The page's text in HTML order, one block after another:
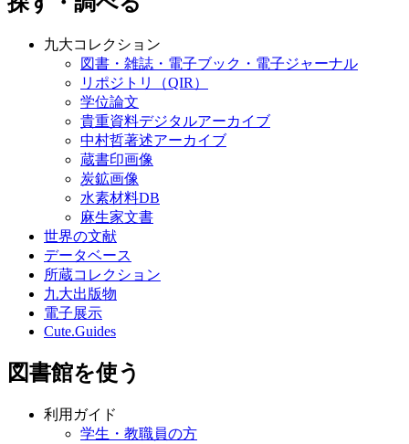
九大コレクション
図書・雑誌・電子ブック・電子ジャーナル
リポジトリ（QIR）
学位論文
貴重資料デジタルアーカイブ
中村哲著述アーカイブ
蔵書印画像
炭鉱画像
水素材料DB
麻生家文書
世界の文献
データベース
所蔵コレクション
九大出版物
電子展示
Cute.Guides
図書館を使う
利用ガイド
学生・教職員の方